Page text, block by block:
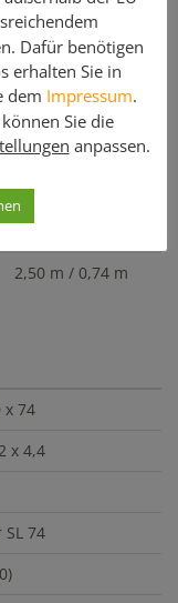
über das
beidseitig
leicht zu reinigen.
70,00 m
10,20 m
2,50 m / 0,74 m
x 74
x 4,4
74
Dafür benötigen
erhalten Sie in
dem Impressum.
Sie die
anpassen.